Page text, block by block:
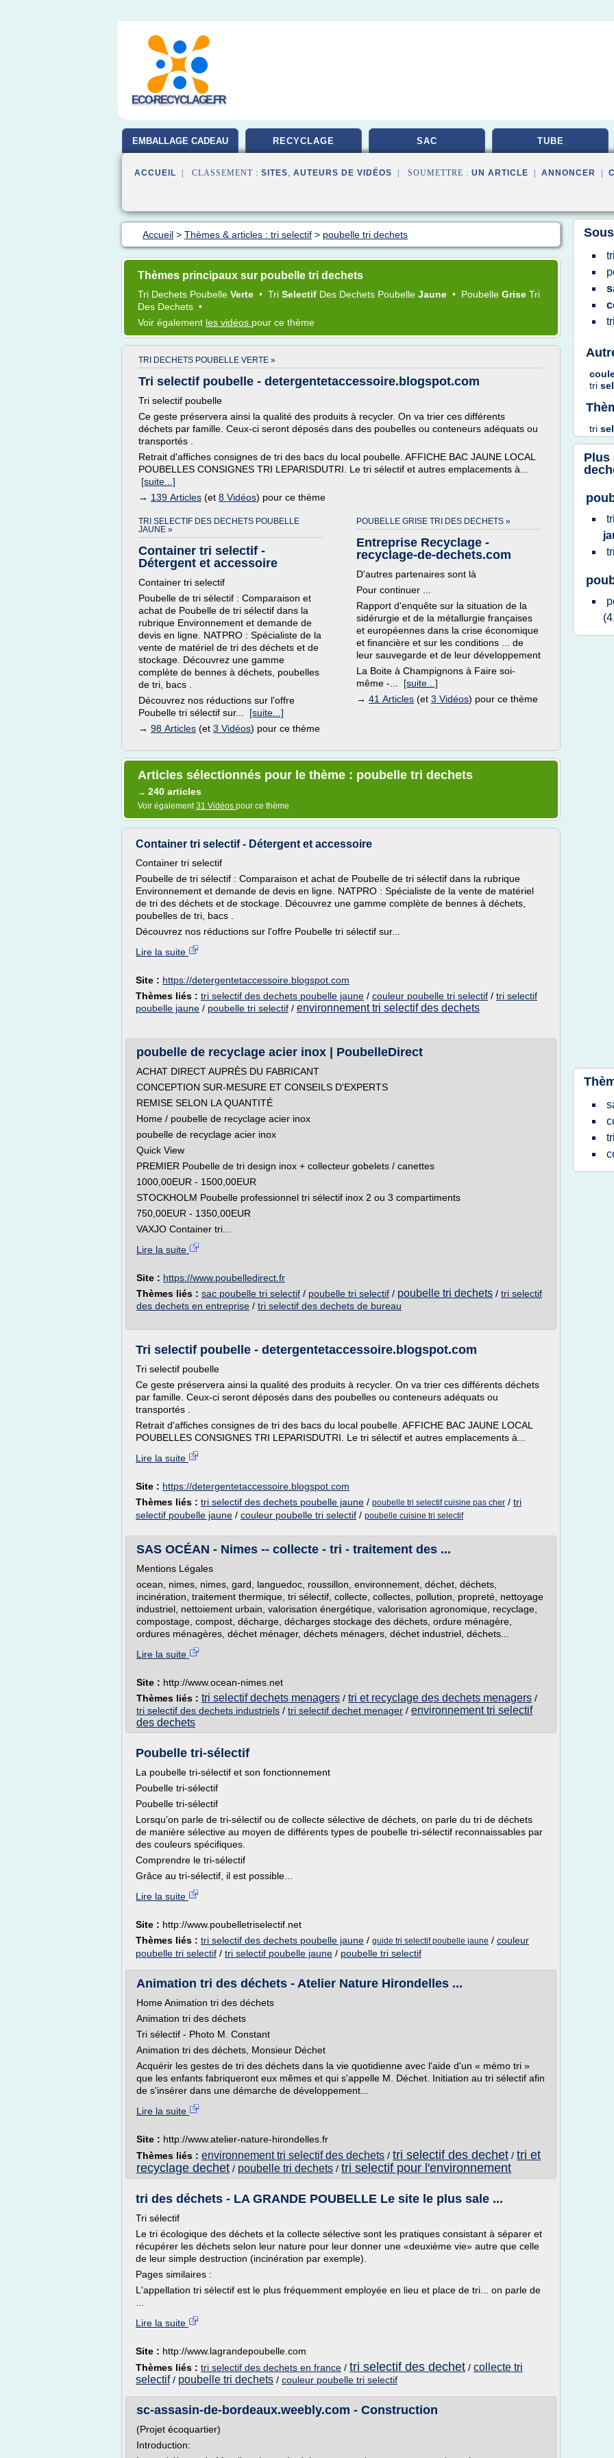
ECO-RECYCLAGE.FR
EMBALLAGE CADEAU RECYCLAGE SAC TUBE
ACCUEIL | CLASSEMENT : SITES, AUTEURS DE VIDÉOS | SOUMETTRE : UN ARTICLE ANNONCER
Accueil > Thèmes & articles : tri selectif > poubelle tri dechets
Thèmes principaux sur poubelle tri dechets
Tri Dechets Poubelle Verte • Tri Selectif Des Dechets Poubelle Jaune • Poubelle Grise Tri
Des Dechets •
Voir également les vidéos pour ce thème
TRI DECHETS POUBELLE VERTE »
Tri selectif poubelle - detergentetaccessoire.blogspot.com
Tri selectif poubelle
Ce geste préservera ainsi la qualité des produits à recycler. On va trier ces différents
déchets par famille. Ceux-ci seront déposés dans des poubelles ou conteneurs adéquats ou
transportés .
Retrait d'affiches consignes de tri des bacs du local poubelle. AFFICHE BAC JAUNE LOCAL
POUBELLES CONSIGNES TRI LEPARISDUTRI. Le tri sélectif et autres emplacements à...
[suite...]
→ 139 Articles (et 8 Vidéos) pour ce thème
TRI SELECTIF DES DECHETS POUBELLE
JAUNE »
Container tri selectif -
Détergent et accessoire
Container tri selectif
Poubelle de tri sélectif : Comparaison et
achat de Poubelle de tri sélectif dans la
rubrique Environnement et demande de
devis en ligne. NATPRO : Spécialiste de la
vente de matériel de tri des déchets et de
stockage. Découvrez une gamme
complète de bennes à déchets, poubelles
de tri, bacs .
Découvrez nos réductions sur l'offre
Poubelle tri sélectif sur... [suite...]
→ 98 Articles (et 3 Vidéos) pour ce thème
POUBELLE GRISE TRI DES DECHETS »
Entreprise Recyclage -
recyclage-de-dechets.com
D'autres partenaires sont là
Pour continuer ...
Rapport d'enquête sur la situation de la
sidérurgie et de la métallurgie françaises
et européennes dans la crise économique
et financière et sur les conditions ... de
leur sauvegarde et de leur développement
La Boite à Champignons à Faire soi-
même -... [suite...]
→ 41 Articles (et 3 Vidéos) pour ce thème
Articles sélectionnés pour le thème : poubelle tri dechets
→ 240 articles
Voir également31 Vidéos pour ce thème
Container tri selectif - Détergent et accessoire
Container tri selectif
Poubelle de tri sélectif : Comparaison et achat de Poubelle de tri sélectif dans la rubrique
Environnement et demande de devis en ligne. NATPRO : Spécialiste de la vente de matériel
de tri des déchets et de stockage. Découvrez une gamme complète de bennes à déchets,
poubelles de tri, bacs .
Découvrez nos réductions sur l'offre Poubelle tri sélectif sur...
Lire la suite
Site : https://detergentetaccessoire.blogspot.com
Thèmes liés : tri selectif des dechets poubelle jaune / couleur poubelle tri selectif / tri selectif
poubelle jaune / poubelle tri selectif / environnement tri selectif des dechets
poubelle de recyclage acier inox | PoubelleDirect
ACHAT DIRECT AUPRÈS DU FABRICANT
CONCEPTION SUR-MESURE ET CONSEILS D'EXPERTS
REMISE SELON LA QUANTITÉ
Home / poubelle de recyclage acier inox
poubelle de recyclage acier inox
Quick View
PREMIER Poubelle de tri design inox + collecteur gobelets / canettes
1000,00EUR - 1500,00EUR
STOCKHOLM Poubelle professionnel tri sélectif inox 2 ou 3 compartiments
750,00EUR - 1350,00EUR
VAXJO Container tri...
Lire la suite
Site : https://www.poubelledirect.fr
Thèmes liés : sac poubelle tri selectif / poubelle tri selectif / poubelle tri dechets / tri selectif
des dechets en entreprise / tri selectif des dechets de bureau
Tri selectif poubelle - detergentetaccessoire.blogspot.com
Tri selectif poubelle
Ce geste préservera ainsi la qualité des produits à recycler. On va trier ces différents déchets
par famille. Ceux-ci seront déposés dans des poubelles ou conteneurs adéquats ou
transportés .
Retrait d'affiches consignes de tri des bacs du local poubelle. AFFICHE BAC JAUNE LOCAL
POUBELLES CONSIGNES TRI LEPARISDUTRI. Le tri sélectif et autres emplacements à...
Lire la suite
Site : https://detergentetaccessoire.blogspot.com
Thèmes liés : tri selectif des dechets poubelle jaune / poubelle tri selectif cuisine pas cher / tri
selectif poubelle jaune / couleur poubelle tri selectif / poubelle cuisine tri selectif
SAS OCÉAN - Nimes -- collecte - tri - traitement des ...
Mentions Légales
ocean, nimes, nimes, gard, languedoc, roussillon, environnement, déchet, déchets,
incinération, traitement thermique, tri sélectif, collecte, collectes, pollution, propreté, nettoyage
industriel, nettoiement urbain, valorisation énergétique, valorisation agronomique, recyclage,
compostage, compost, décharge, décharges stockage des déchets, ordure ménagère,
ordures ménagères, déchet ménager, déchets ménagers, déchet industriel, déchets...
Lire la suite
Site : http://www.ocean-nimes.net
Thèmes liés : tri selectif dechets menagers / tri et recyclage des dechets menagers /
tri selectif des dechets industriels / tri selectif dechet menager / environnement tri selectif
des dechets
Poubelle tri-sélectif
La poubelle tri-sélectif et son fonctionnement
Poubelle tri-sélectif
Poubelle tri-sélectif
Lorsqu'on parle de tri-sélectif ou de collecte sélective de déchets, on parle du tri de déchets
de manière sélective au moyen de différents types de poubelle tri-sélectif reconnaissables par
des couleurs spécifiques.
Comprendre le tri-sélectif
Grâce au tri-sélectif, il est possible...
Lire la suite
Site : http://www.poubelletriselectif.net
Thèmes liés : tri selectif des dechets poubelle jaune / guide tri selectif poubelle jaune / couleur
poubelle tri selectif / tri selectif poubelle jaune / poubelle tri selectif
Animation tri des déchets - Atelier Nature Hirondelles ...
Home Animation tri des déchets
Animation tri des déchets
Tri sélectif - Photo M. Constant
Animation tri des déchets, Monsieur Déchet
Acquérir les gestes de tri des déchets dans la vie quotidienne avec l'aide d'un « mémo tri »
que les enfants fabriqueront eux mêmes et qui s'appelle M. Déchet. Initiation au tri sélectif afin
de s'insérer dans une démarche de développement...
Lire la suite
Site : http://www.atelier-nature-hirondelles.fr
Thèmes liés : environnement tri selectif des dechets / tri selectif des dechet / tri et
recyclage dechet / poubelle tri dechets / tri selectif pour l'environnement
tri des déchets - LA GRANDE POUBELLE Le site le plus sale ...
Tri sélectif
Le tri écologique des déchets et la collecte sélective sont les pratiques consistant à séparer et
récupérer les déchets selon leur nature pour leur donner une «deuxième vie» autre que celle
de leur simple destruction (incinération par exemple).
Pages similaires :
L'appellation tri sélectif est le plus fréquemment employée en lieu et place de tri... on parle de
Lire la suite
Site : http://www.lagrandepoubelle.com
Thèmes liés : tri selectif des dechets en france / tri selectif des dechet / collecte tri
selectif/ poubelle tri dechets / couleur poubelle tri selectif
sc-assasin-de-bordeaux.weebly.com - Construction
(Projet écoquartier)
Introduction:
tri
tri
Plus